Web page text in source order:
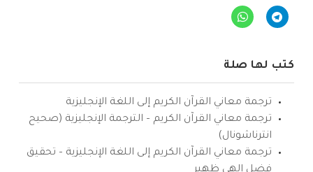
كتب لها صلة
ترجمة معاني القرآن الكريم إلى اللغة الإنجليزية
ترجمة معاني القرآن الكريم – الترجمة الإنجليزية (صحيح
انترناشونال)
ترجمة معاني القرآن الكريم إلى اللغة الإنجليزية – تحقيق